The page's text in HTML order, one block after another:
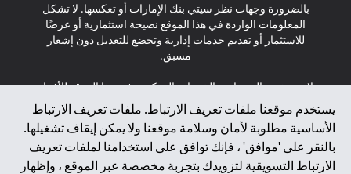
يستخدم موقعنا ملفات تعريف الارتباط. ملفات تعريف الارتباط
الأساسية مطلوبة لأمان وسلامة موقعنا ولا يمكن إيقاف تشغيلها.
بالنقر على 'موافق' ، فإنك توافق على استخدامنا لملفات تعريف
الارتباط التسويقية لتزويدك بتجربة مخصصة عبر الموقع ، وإظهار
بالضرورة وجهات نظر سيتي بنك الإمارات أو تعكسها. لا تشكل
المعلومات الواردة في هذا الموقع نصيحة استثمارية أو عرضًا
للاستثمار أو تقديم خدمات إدارية وتخضع للتعديل دون إشعار
مسبق.
لا يتم تقديم المنتجات والخدمات المذكورة في هذا الموقع للأفراد
المقيمين في الاتحاد الأوروبي أو المنطقة الاقتصادية الأوروبية أو
سويسرا أو غيرنسي أو جيرسي أو موناكو أو سان مارينو أو
الفاتيكان أو جزيرة مان أو المملكة المتحدة أو خصوصية البيانات
(لائحة حماية البيانات العامة \ قانون حماية البيانات الشخصية
العامة \ قانون خصوصية نيوزيلندا). المحتوى الموجود في هذه